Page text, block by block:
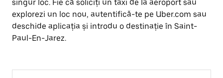
singur loc. Fie că soliciți un taxi de la aeroport sau
explorezi un loc nou, autentifică-te pe Uber.com sau
deschide aplicația și introdu o destinație în Saint-
Paul-En-Jarez.